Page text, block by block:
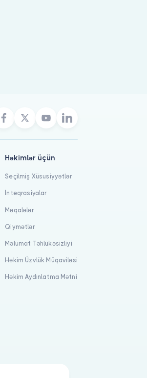
Həkimlər üçün
Seçilmiş Xüsusiyyətlər
İnteqrasiyalar
Məqalələr
Qiymətlər
Məlumat Təhlükəsizliyi
Həkim Üzvlük Müqaviləsi
Həkim Aydınlatma Mətni